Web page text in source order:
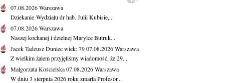
07.08.2026Warszawa
Dziekanie Wydziału dr hab. Julii Kubisie,...
07.08.2026Warszawa
Naszej kochanej i dzielnej Marylce Butruk...
Jacek Tadeusz Duniecwiek: 7907.08.2026Warszawa
Z wielkim żalem przyjęliśmy wiadomość, że 29...
Małgorzata Kościelska07.08.2026Warszawa
W dniu 3 sierpnia 2026 roku zmarła Profesor...